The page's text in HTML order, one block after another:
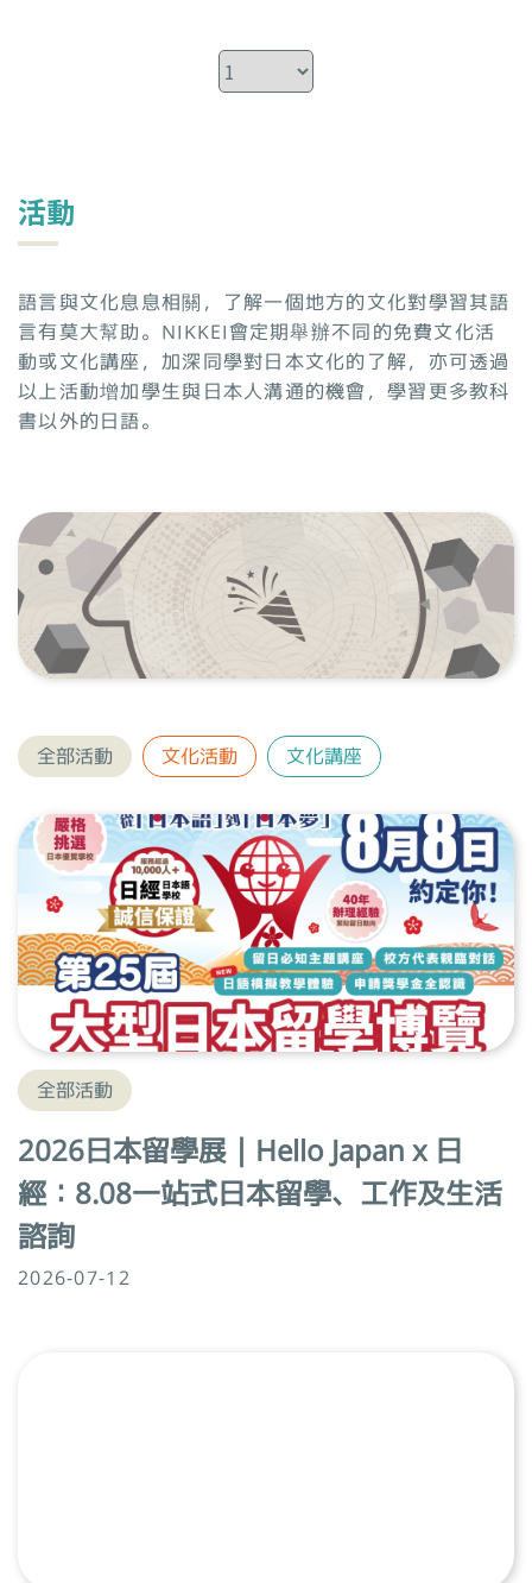
活動
語言與文化息息相關，了解一個地方的文化對學習其語
言有莫大幫助。NIKKEI會定期舉辦不同的免費文化活
動或文化講座，加深同學對日本文化的了解，亦可透過
以上活動增加學生與日本人溝通的機會，學習更多教科
書以外的日語。
全部活動 文化活動 文化講座
全部活動
2026日本留學展｜Hello Japan x 日
經：8.08一站式日本留學、工作及生活
諮詢
2026-07-12